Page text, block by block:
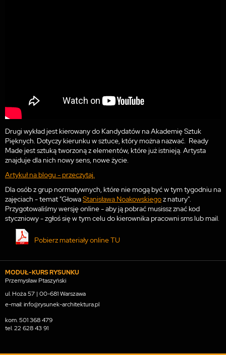
Drugi wykład jest kierowany do Kandydatów na Akademię Sztuk
Pięknych. Dotyczy kierunku w sztuce, który można nazwać. Ready
Made jest sztuką tworzoną z elementów, które już istnieją. Artysta
znajduje dla nich nowy sens, nowe życie.
Artykuł na blogu - przeczytaj.
Dla osób z grup normatywnych, które nie mogą być w tym tygodniu na
zajęciach - temat "GłowaStanisława Noakowskiegoz natury".
Przygotowaliśmy wersję online - aby ją pobrać musissz znać kod
styczniowy - zgłoś się w tym celu do kierownika pracowni sms lub mail.
Pobierz materiały online TU
MODUŁ-KURS RYSUNKU
Przemysław Ptaszyński
ul. Hoża 57 | 00-681 Warszawa
e-mail: info@rysunek-architektura.pl
kom.501 368 479
tel.22 628 43 91